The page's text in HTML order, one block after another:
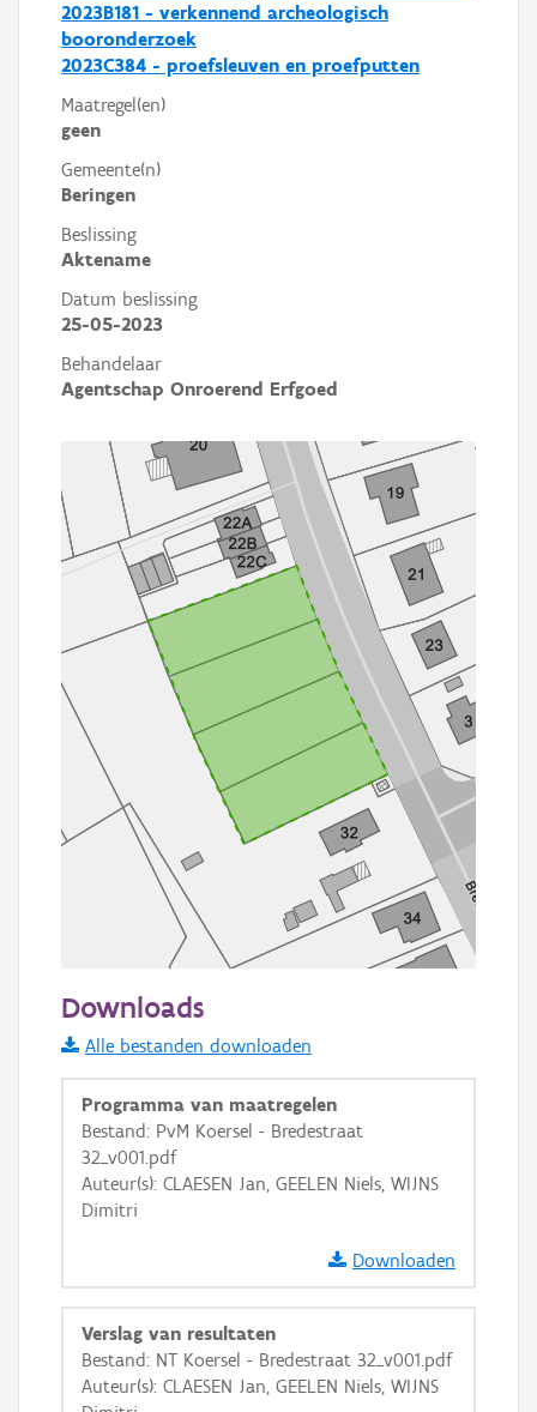
2023B181 - verkennend archeologisch
booronderzoek
2023C384 - proefsleuven en proefputten
Maatregel(en)
geen
Gemeente(n)
Beringen
Beslissing
Aktename
Datum beslissing
25-05-2023
Behandelaar
Agentschap Onroerend Erfgoed
Informatie Vlaanderen
i
+
Basis Lagen
OSM-Basiskaart
Downloads
Alle bestanden downloaden
Programma van maatregelen
Bestand: PvM Koersel - Bredestraat
32_v001.pdf
Auteur(s): CLAESEN Jan, GEELEN Niels, WIJNS
Dimitri
Downloaden
Verslag van resultaten
Bestand: NT Koersel - Bredestraat 32_v001.pdf
Auteur(s): CLAESEN Jan, GEELEN Niels, WIJNS